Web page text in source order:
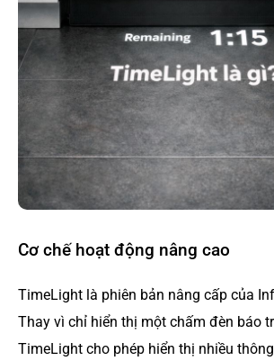
Cơ chế hoạt động nâng cao
TimeLight là phiên bản nâng cấp của
Thay vì chỉ hiển thị một chấm đèn báo
TimeLight cho phép hiển thị nhiều